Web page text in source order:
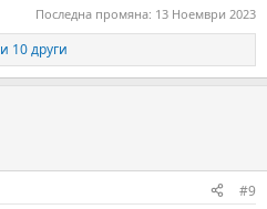
Последна промяна: 13 Ноември 2023
и 10 други
#9